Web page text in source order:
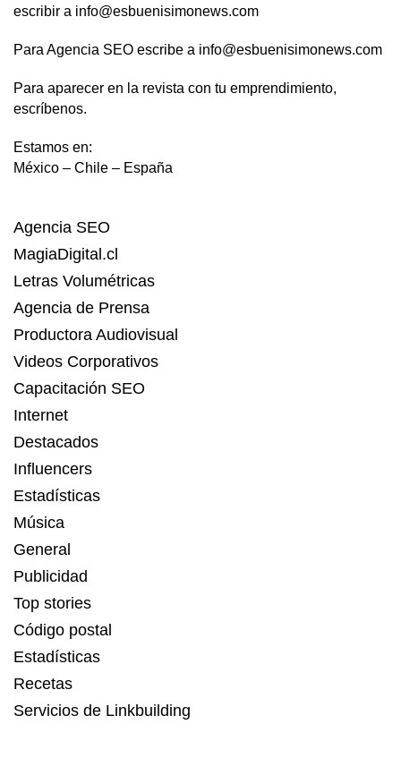
escribir a info@esbuenisimonews.com
Para Agencia SEO escribe a info@esbuenisimonews.com
Para aparecer en la revista con tu emprendimiento,
escríbenos.
Estamos en:
México – Chile – España
Agencia SEO
MagiaDigital.cl
Letras Volumétricas
Agencia de Prensa
Productora Audiovisual
Videos Corporativos
Capacitación SEO
Internet
Destacados
Influencers
Estadísticas
Música
General
Publicidad
Top stories
Código postal
Estadísticas
Recetas
Servicios de Linkbuilding